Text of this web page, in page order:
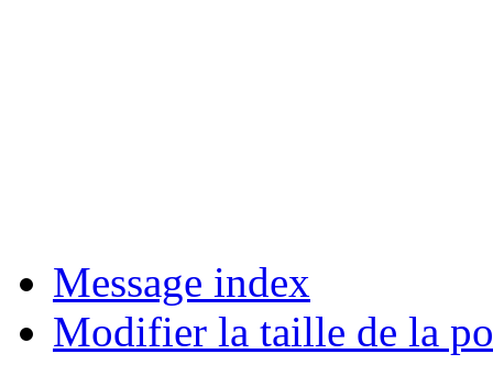
Message index
Modifier la taille de la